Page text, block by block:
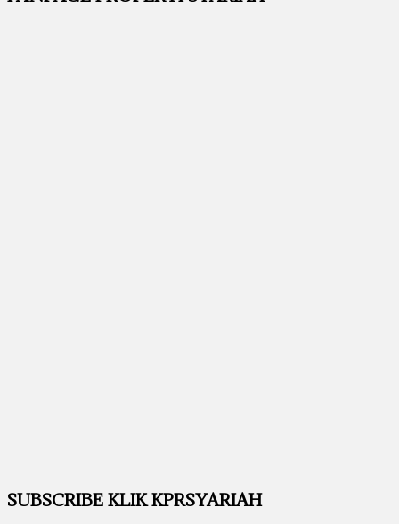
SUBSCRIBE KLIK KPRSYARIAH